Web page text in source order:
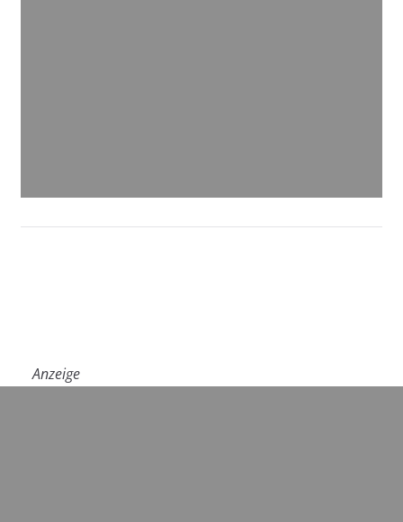
Anzeige